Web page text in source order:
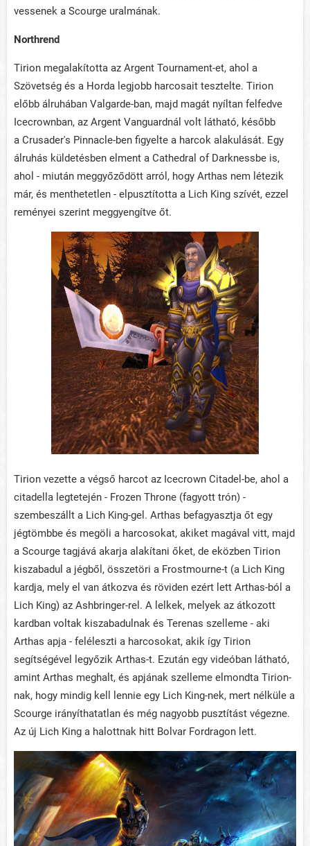
vessenek a Scourge uralmának.
Northrend
Tirion megalakította az Argent Tournament-et, ahol a
Szövetség és a Horda legjobb harcosait tesztelte. Tirion
előbb álruhában Valgarde-ban, majd magát nyíltan felfedve
Icecrownban, az Argent Vanguardnál volt látható, később
a Crusader's Pinnacle-ben figyelte a harcok alakulását. Egy
álruhás küldetésben elment a Cathedral of Darknessbe is,
ahol - miután meggyőződött arról, hogy Arthas nem létezik
már, és menthetetlen - elpusztította a Lich King szívét, ezzel
reményei szerint meggyengítve őt.
Tirion vezette a végső harcot az Icecrown Citadel-be, ahol a
citadella legtetején - Frozen Throne (fagyott trón) -
szembeszállt a Lich King-gel. Arthas befagyasztja őt egy
jégtömbbe és megöli a harcosokat, akiket magával vitt, majd
a Scourge tagjává akarja alakítani őket, de eközben Tirion
kiszabadul a jégből, összetöri a Frostmourne-t (a Lich King
kardja, mely el van átkozva és röviden ezért lett Arthas-ból a
Lich King) az Ashbringer-rel. A lelkek, melyek az átkozott
kardban voltak kiszabadulnak és Terenas szelleme - aki
Arthas apja - feléleszti a harcosokat, akik így Tirion
segítségével legyőzik Arthas-t. Ezután egy videóban látható,
amint Arthas meghalt, és apjának szelleme elmondta Tirion-
nak, hogy mindig kell lennie egy Lich King-nek, mert nélküle a
Scourge irányíthatatlan és még nagyobb pusztítást végezne.
Az új Lich King a halottnak hitt Bolvar Fordragon lett.